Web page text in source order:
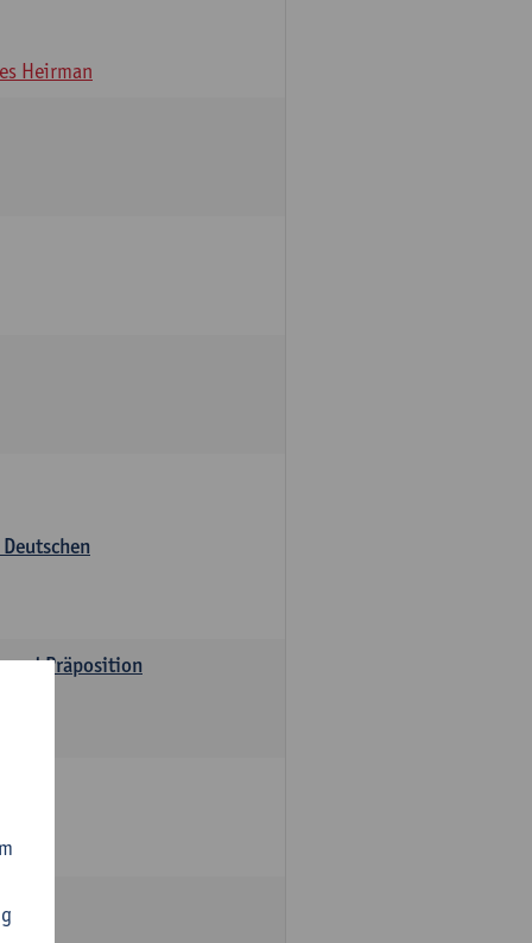
Heirman
und Präposition